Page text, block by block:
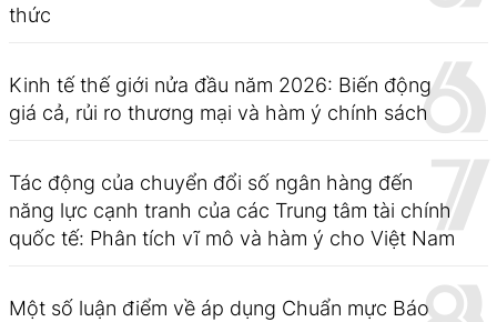
thức
Kinh tế thế giới nửa đầu năm 2026: Biến động
giá cả, rủi ro thương mại và hàm ý chính sách
Tác động của chuyển đổi số ngân hàng đến
năng lực cạnh tranh của các Trung tâm tài chính
quốc tế: Phân tích vĩ mô và hàm ý cho Việt Nam
Một số luận điểm về áp dụng Chuẩn mực Báo